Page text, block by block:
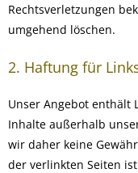
Rechtsverletzungen
umgehend löschen.
2. Haftung für
Unser Angebot enthält
Inhalte außerhalb
wir daher keine
der verlinkten Seiten